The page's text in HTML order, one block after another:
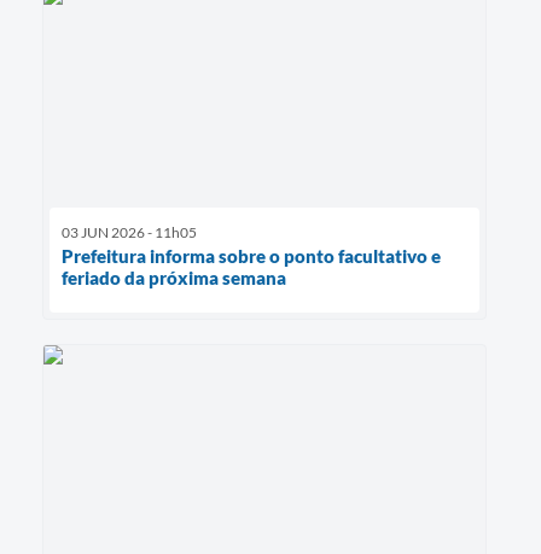
03 JUN 2026 - 11h05
Prefeitura informa sobre o ponto facultativo e
feriado da próxima semana